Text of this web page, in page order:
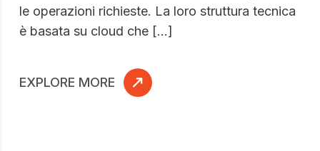
le operazioni richieste. La loro struttura tecnica
è basata su cloud che […]
EXPLORE MORE